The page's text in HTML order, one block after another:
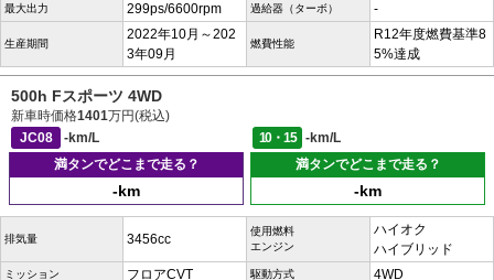
最大出力 299ps/6600rpm 過給器（ターボ） -
生産期間
2022年10月～202
3年09月
燃費性能
R12年度燃費基準8
5%達成
500h Fスポーツ 4WD
新車時価格1401万円(税込)
JC08
-km/L 10・15
-km/L
満タンでどこまで走る？
-km
満タンでどこまで走る？
-km
排気量 3456cc
使用燃料
エンジン
ハイオク
ハイブリッド
ミッション フロアCVT 駆動方式 4WD